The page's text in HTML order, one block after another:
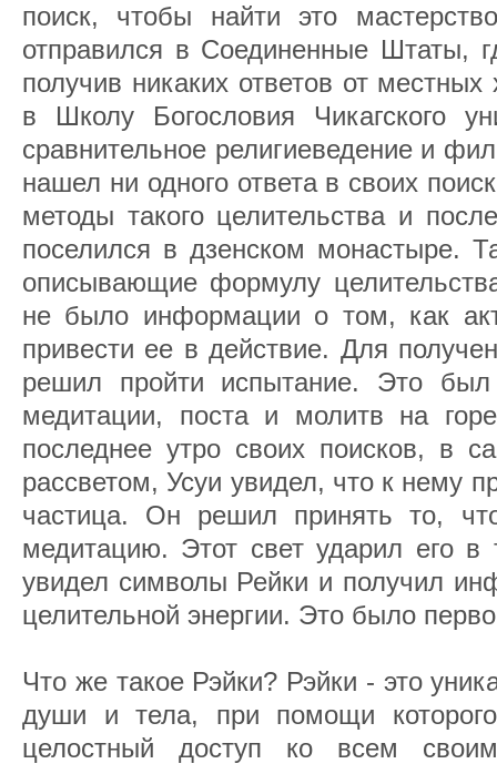
поиск, чтобы найти это
отправился в Соединенные Штаты,
получив никаких ответов от местных
в Школу Богословия Чикагского
сравнительное религиеведение и
нашел ни одного ответа в своих
методы такого целительства и
поселился в дзенском монастыре.
описывающие формулу
не было информации о том, как
привести ее в действие. Для
решил пройти испытание. Это был
медитации, поста и молитв на
последнее утро своих поисков, в
рассветом, Усуи увидел, что к нему
частица. Он решил принять то,
медитацию. Этот свет ударил его в
увидел символы Рейки и получил
целительной энергии. Это было
Что же такое Рэйки? Рэйки - это
души и тела, при помощи
целостный доступ ко всем